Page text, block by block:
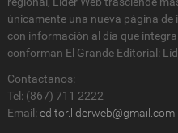
únicamente una nueva página de
con información al día que
conforman El Grande Editorial:
Contactanos:
Tel: (867) 711 2222
Email: editor.liderweb@gmail.com